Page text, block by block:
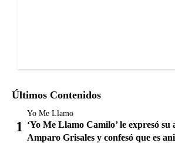
Últimos Contenidos
Yo Me Llamo
‘Yo Me Llamo Camilo’ le expresó su
Amparo Grisales y confesó que es